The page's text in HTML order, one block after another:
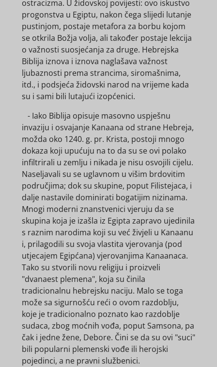
ostracizma. U židovskoj povijesti: ovo iskustvo
progonstva u Egiptu, nakon čega slijedi lutanje
pustinjom, postaje metafora za borbu kojom
se otkrila Božja volja, ali također postaje lekcija
o važnosti suosjećanja za druge. Hebrejska
Biblija iznova i iznova naglašava važnost
ljubaznosti prema strancima, siromašnima,
itd., i podsjeća židovski narod na vrijeme kada
su i sami bili lutajući izopćenici.
- Iako Biblija opisuje masovno uspješnu
invaziju i osvajanje Kanaana od strane Hebreja,
možda oko 1240. g. pr. Krista, postoji mnogo
dokaza koji upućuju na to da su se ovi polako
infiltrirali u zemlju i nikada je nisu osvojili cijelu.
Naseljavali su se uglavnom u višim brdovitim
područjima; dok su skupine, poput Filistejaca, i
dalje nastavile dominirati bogatijim nizinama.
Mnogi moderni znanstvenici vjeruju da se
skupina koja je izašla iz Egipta zapravo ujedinila
s raznim narodima koji su već živjeli u Kanaanu
i, prilagodili su svoja vlastita vjerovanja (pod
utjecajem Egipćana) vjerovanjima Kanaanaca.
Tako su stvorili novu religiju i proizveli
"dvanaest plemena", koja su činila
tradicionalnu hebrejsku naciju. Malo se toga
može sa sigurnošću reći o ovom razdoblju,
koje je tradicionalno poznato kao razdoblje
sudaca, zbog moćnih vođa, poput Samsona, pa
čak i jedne žene, Debore. Čini se da su ovi "suci"
bili popularni plemenski vođe ili herojski
pojedinci, a ne pravni službenici.